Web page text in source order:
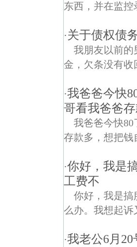
东西，并在监
·关于债权债
我朋友以前的
金，欠条没有收
·我爸爸今快
哥看我爸爸
我爸爸今快
存款多，想把钱
·你好，我是
工费不
你好，我是搞
么办。我想起诉
·我老公6月